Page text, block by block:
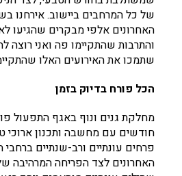
של כל המרחבים ביישוב. אירחנו
האחרונים אלפי מבקרים שהגיעו
והתרבות שהתקיימו פה ואני רוצה
שתמכו את האירועים האלו
הכל פורח בדיוק בזמן
מחלקת גנים ונוף באגף התפעול
חודשים עם מחשבה ותכנון ארוכי
פרחים עונתיים ורב-שנתיים
האחרונים לצד הפריחה המרהיבה